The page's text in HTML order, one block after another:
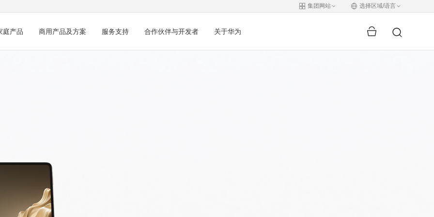
集团网站 选择区域/语言
庭产品 商用产品及方案 服务支持 合作伙伴与开发者 关于华为